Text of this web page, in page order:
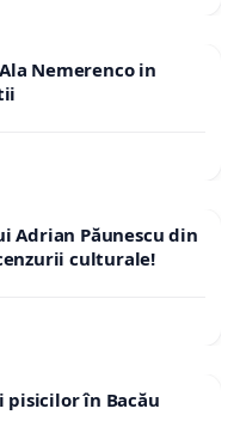
Nemerenco in
Adrian Păunescu din
culturale!
în Bacău